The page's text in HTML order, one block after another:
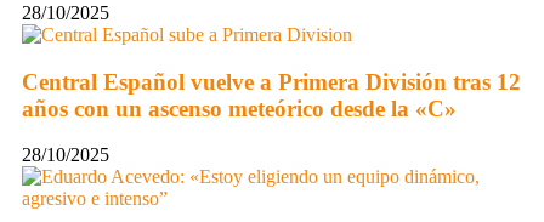
28/10/2025
Central Español vuelve a Primera División tras 12
años con un ascenso meteórico desde la «C»
28/10/2025